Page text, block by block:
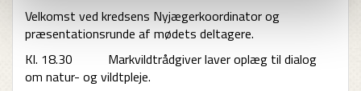
Velkomst ved kredsens Nyjægerkoordinator og
præsentationsrunde af mødets deltagere.
Kl. 18.30 Markvildtrådgiver laver oplæg til dialog
om natur- og vildtpleje.